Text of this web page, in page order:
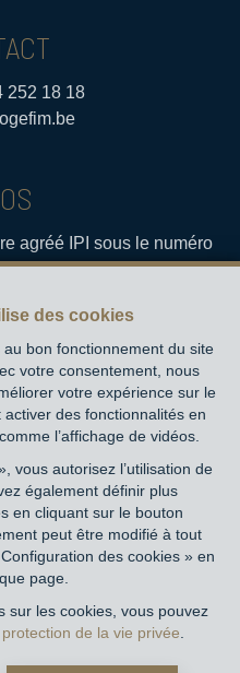
des cookies
bon fonctionnement du site
votre consentement, nous
votre expérience sur le
des fonctionnalités en
l’affichage de vidéos.
vous autorisez l’utilisation de
également définir plus
en cliquant sur le bouton
peut être modifié à tout
des cookies » en
page.
sur les cookies, vous pouvez
de la vie privée
252 18 18
agréé IPI sous le numéro
de contrôle: Institut
38 50 - info@ipi.be) -
de l’ IPI
via AXA Belgium SA,
– police n° 730.390.160.
réalisées en Belgique